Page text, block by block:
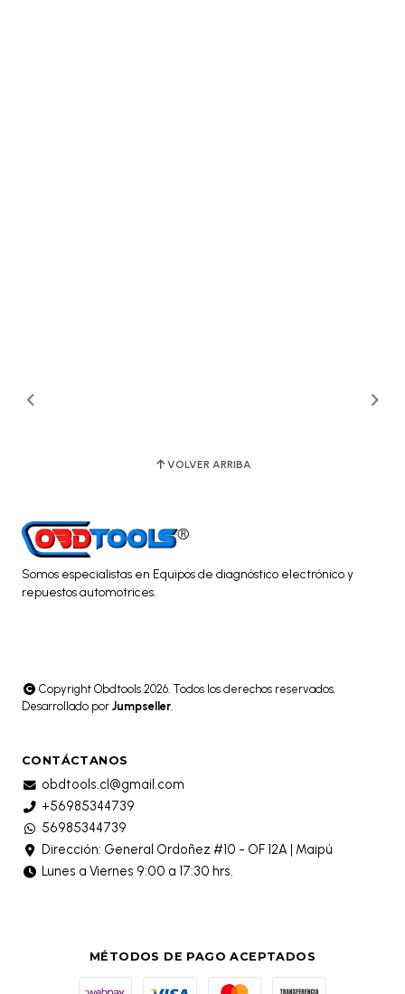
VOLVER ARRIBA
Somos especialistas en Equipos de diagnóstico electrónico y
repuestos automotrices.
Copyright Obdtools 2026. Todos los derechos reservados.
Desarrollado por Jumpseller.
CONTÁCTANOS
obdtools.cl@gmail.com
+56985344739
56985344739
Dirección: General Ordoñez #10 - OF 12A | Maipú
Lunes a Viernes 9:00 a 17:30 hrs.
MÉTODOS DE PAGO ACEPTADOS